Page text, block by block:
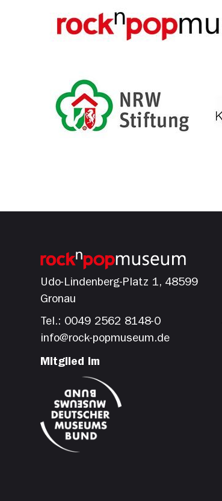
Udo-Lindenberg-Platz 1, 48599
Gronau
Tel.: 0049 2562 8148-0
info@rock-popmuseum.de
Mitglied im